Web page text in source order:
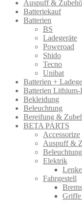
Auspuff &
Batteriekauf
Batterien
BS
Ladegeräte
Poweroad
Shido
Tecno
Unibat
Batterien +
Batterien Lithium-
Bekleidung
Beleuchtung
Bereifung &
BETA PARTS
Accessorize
Auspuff &
Elektrik
Fahrgestell
Griffe